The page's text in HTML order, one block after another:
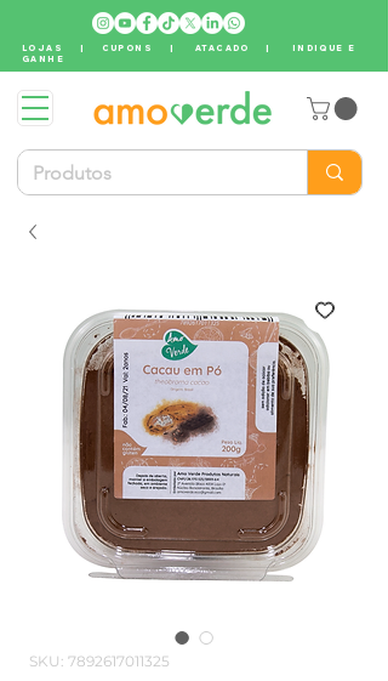
LOJAS | CUPONS |ATACADO | INDIQUE E
GANHE
SKU: 7892617011325